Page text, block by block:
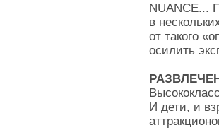
NUANCE...
в
от такого
осилить
И дети, и